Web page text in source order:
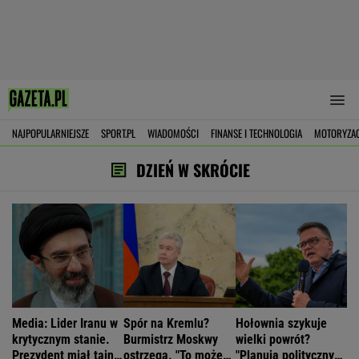
NAJPOPULARNIEJSZE SPORT.PL WIADOMOŚCI FINANSE I TECHNOLOGIA
DZIEŃ W SKRÓCIE
Media: Lider Iranu w
krytycznym stanie.
Prezydent miał tajne
Spór na Kremlu?
Burmistrz Moskwy
ostrzega. "To może
Hołownia szykuje
wielki powrót?
"Planują polityczny